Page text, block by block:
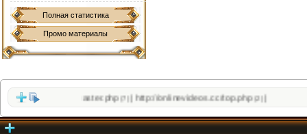
Полная статистика
Промо материалы
sloth_webmaster.php(7)|http://onlinevideos.cc/top.php(2)|